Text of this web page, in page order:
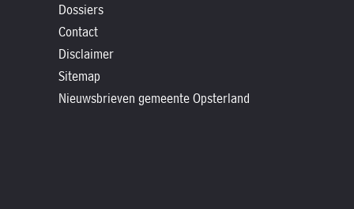
Dossiers
Contact
Disclaimer
Sitemap
Nieuwsbrieven gemeente Opsterland
Nieuwsbrieven
gemeente
Opsterland